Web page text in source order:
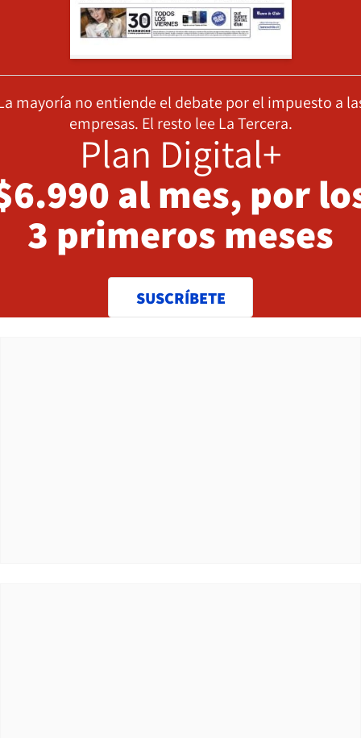
mayoría no entiende el debate por el impuesto a
empresas. El resto lee La Tercera.
Plan Digital+
al mes, por
3 primeros meses
SUSCRÍBETE